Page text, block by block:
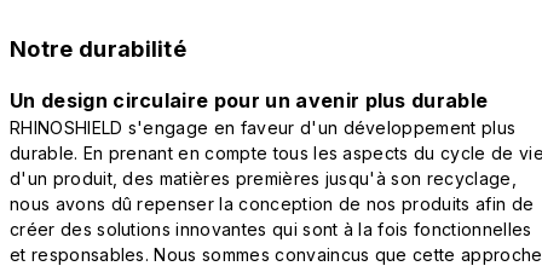
Notre durabilité
Un design circulaire pour un avenir plus durable
RHINOSHIELD s'engage en faveur d'un développement plus
durable. En prenant en compte tous les aspects du cycle de
d'un produit, des matières premières jusqu'à son recyclage,
nous avons dû repenser la conception de nos produits afin de
créer des solutions innovantes qui sont à la fois fonctionnelles
et responsables. Nous sommes convaincus que cette approche